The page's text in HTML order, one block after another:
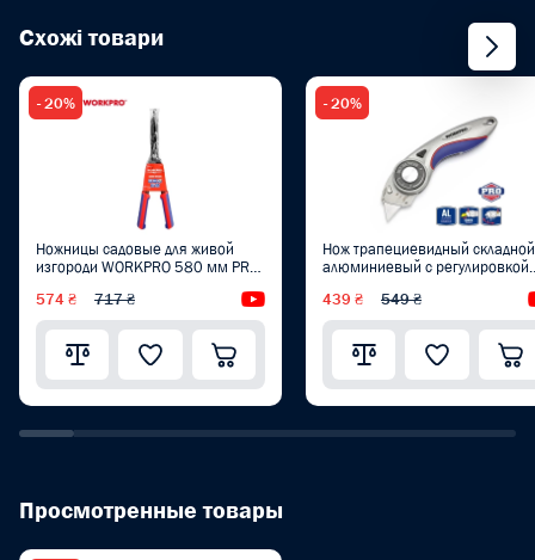
Схожі товари
- 20%
Ножницы садовые для живой
изгороди WORKPRO 580 мм PRO
574 ₴ 717 ₴ Видеообзор
- 20%
Нож трапециевидный складной
алюминиевый с регулировкой
WP211013
439 ₴ 549 ₴
Просмотренные товары